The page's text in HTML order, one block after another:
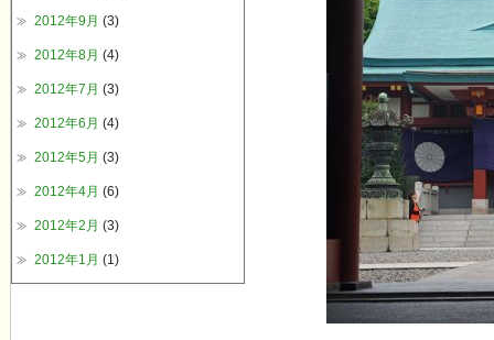
2012年9月 (3)
2012年8月 (4)
2012年7月 (3)
2012年6月 (4)
2012年5月 (3)
2012年4月 (6)
2012年2月 (3)
2012年1月 (1)